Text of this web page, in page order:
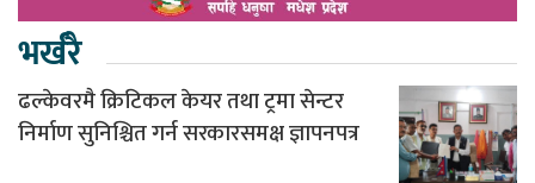
भर्खरै
ढल्केवरमै क्रिटिकल केयर तथा ट्रमा सेन्टर
निर्माण सुनिश्चित गर्न सरकारसमक्ष ज्ञापनपत्र